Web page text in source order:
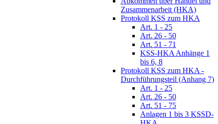
Zusammenarbeit (HKA)
Protokoll KSS zum HKA
Art. 1 - 25
Art. 26 - 50
Art. 51 - 71
KSS-HKA Anhänge 1
bis 6, 8
Protokoll KSS zum HKA -
Durchführungsteil (Anhang 7)
Art. 1 - 25
Art. 26 - 50
Art. 51 - 75
Anlagen 1 bis 3 KSSD-